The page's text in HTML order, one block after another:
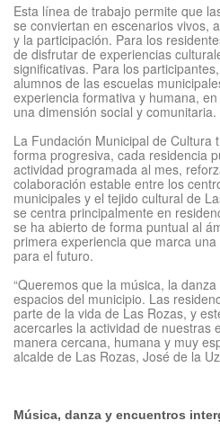
Esta línea de trabajo permite que
se conviertan en escenarios vivos,
y la participación. Para los
de disfrutar de experiencias
significativas. Para los
alumnos de las escuelas
experiencia formativa y humana,
una dimensión social y comunitaria.
La Fundación Municipal de Cultura
forma progresiva, cada residencia
actividad programada al mes,
colaboración estable entre los
municipales y el tejido cultural de
se centra principalmente en
se ha abierto de forma puntual al
primera experiencia que marca
para el futuro.
“Queremos que la música, la
espacios del municipio. Las
parte de la vida de Las Rozas, y
acercarles la actividad de nuestras
manera cercana, humana y muy
alcalde de Las Rozas, José de la
Música, danza y encuentros